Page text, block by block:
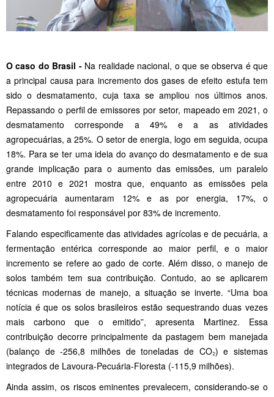
O caso do Brasil -Na realidade nacional, o que se observa é que
a principal causa para incremento dos gases de efeito estufa tem
sido o desmatamento, cuja taxa se ampliou nos últimos anos.
Repassando o perfil de emissores por setor, mapeado em 2021, o
desmatamento corresponde a 49% e a as atividades
agropecuárias, a 25%. O setor de energia, logo em seguida, ocupa
18%. Para se ter uma ideia do avanço do desmatamento e de sua
grande implicação para o aumento das emissões, um paralelo
entre 2010 e 2021 mostra que, enquanto as emissões pela
agropecuária aumentaram 12% e as por energia, 17%, o
desmatamento foi responsável por 83% de incremento.
Falando especificamente das atividades agrícolas e de pecuária, a
fermentação entérica corresponde ao maior perfil, e o maior
incremento se refere ao gado de corte. Além disso, o manejo de
solos também tem sua contribuição. Contudo, ao se aplicarem
técnicas modernas de manejo, a situação se inverte. “Uma boa
notícia é que os solos brasileiros estão sequestrando duas vezes
mais carbono que o emitido”, apresenta Martinez. Essa
contribuição decorre principalmente da pastagem bem manejada
(balanço de -256,8 milhões de toneladas de CO₂) e sistemas
integrados de Lavoura-Pecuária-Floresta (-115,9 milhões).
Ainda assim, os riscos eminentes prevalecem, considerando-se o